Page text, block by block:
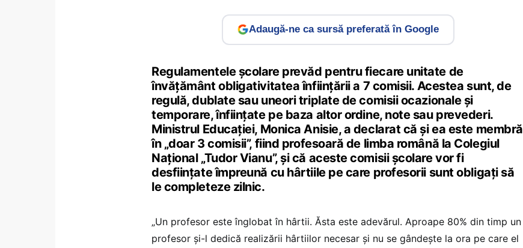
Adaugă-ne ca sursă preferată în Google
Regulamentele școlare prevăd pentru fiecare unitate de
învățământ obligativitatea înființării a 7 comisii. Acestea sunt, de
regulă, dublate sau uneori triplate de comisii ocazionale și
temporare, înființate pe baza altor ordine, note sau prevederi.
Ministrul Educației, Monica Anisie, a declarat că și ea este membră
în „doar 3 comisii”, fiind profesoară de limba română la Colegiul
Național „Tudor Vianu”, și că aceste comisii școlare vor fi
desființate împreună cu hârtiile pe care profesorii sunt obligați să
le completeze zilnic.
„Un profesor este înglobat în hârtii. Ăsta este adevărul. Aproape 80% din timp un
profesor și-l dedică realizării hârtiilor necesar și nu se gândește la ora pe care el